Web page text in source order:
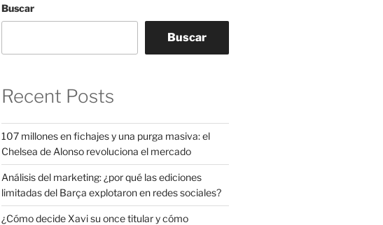
Buscar
Buscar
Recent Posts
107 millones en fichajes y una purga masiva: el
Chelsea de Alonso revoluciona el mercado
Análisis del marketing: ¿por qué las ediciones
limitadas del Barça explotaron en redes sociales?
¿Cómo decide Xavi su once titular y cómo